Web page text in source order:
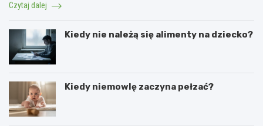
Czytaj dalej
Kiedy nie należą się alimenty na dziecko?
Kiedy niemowlę zaczyna pełzać?